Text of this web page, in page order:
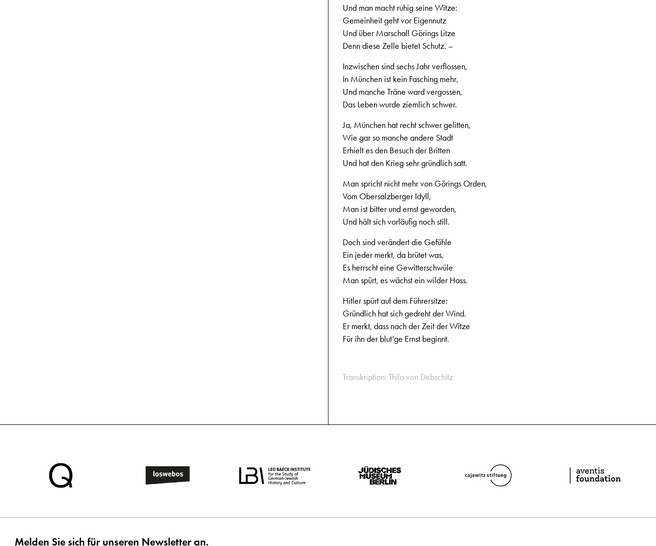
Und man macht ruhig seine Witze:
Gemeinheit geht vor Eigennutz
Und über Marschall Görings Litze
Denn diese Zelle bietet Schutz. –
Inzwischen sind sechs Jahr verflossen,
In München ist kein Fasching mehr,
Und manche Träne ward vergossen,
Das Leben wurde ziemlich schwer.
Ja, München hat recht schwer gelitten,
Wie gar so manche andere Stadt
Erhielt es den Besuch der Britten
Und hat den Krieg sehr gründlich satt.
Man spricht nicht mehr von Görings Orden,
Vom Obersalzberger Idyll,
Man ist bitter und ernst geworden,
Und hält sich vorläufig noch still.
Doch sind verändert die Gefühle
Ein jeder merkt, da brütet was,
Es herrscht eine Gewitterschwüle
Man spürt, es wächst ein wilder Hass.
Hitler spürt auf dem Führersitze:
Gründlich hat sich gedreht der Wind.
Er merkt, dass nach der Zeit der Witze
Für ihn der blut’ge Ernst beginnt.
Transkription: Thilo von Debschitz
Melden Sie sich für unseren Newsletter an.